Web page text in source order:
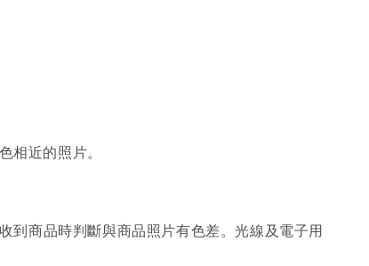
近的照片。
到商品時判斷與商品照片有色差。光線及電子用